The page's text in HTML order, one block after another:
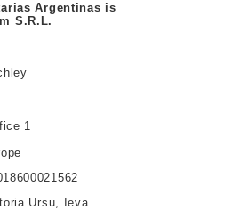
Argentinas is
S.R.L.
1
Ursu, Ieva